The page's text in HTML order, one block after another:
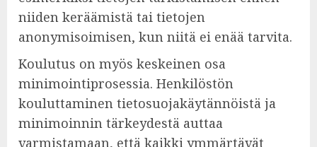
niiden keräämistä tai tietojen
anonymisoimisen, kun niitä ei enää tarvita.
Koulutus on myös keskeinen osa
minimointiprosessia. Henkilöstön
kouluttaminen tietosuojakäytännöistä ja
minimoinnin tärkeydestä auttaa
varmistamaan, että kaikki ymmärtävät